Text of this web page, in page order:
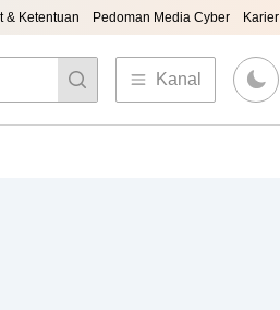
& Ketentuan Pedoman Media Cyber Karier
Kanal